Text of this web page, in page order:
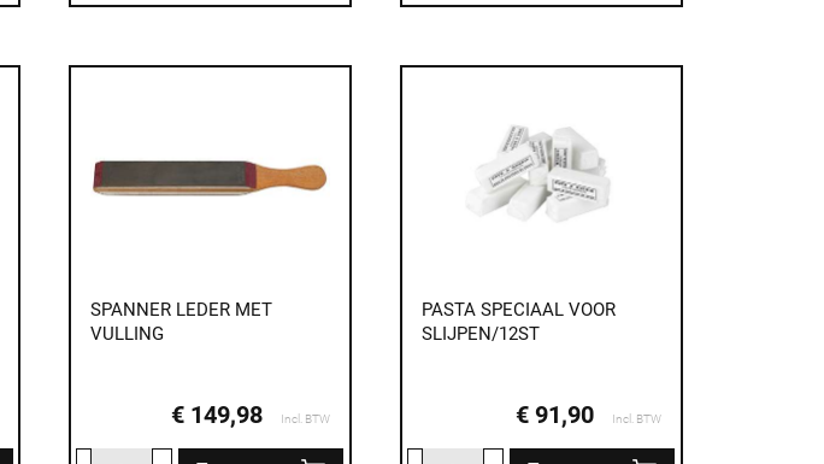
SPANNER LEDER MET
VULLING
€ 149,98 Incl. BTW
PASTA SPECIAAL VOOR
SLIJPEN/12ST
€ 91,90 Incl. BTW